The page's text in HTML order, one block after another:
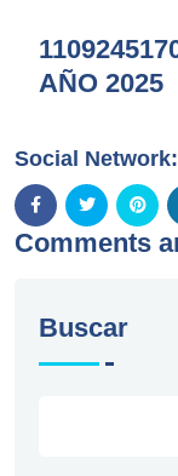
AÑO 2025
Social Network:
Comments
Buscar